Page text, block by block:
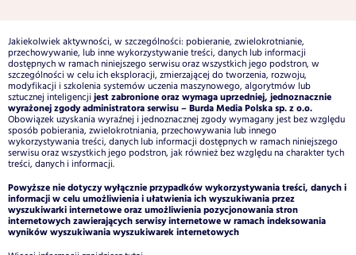
Jakiekolwiek aktywności, w szczególności: pobieranie, zwielokrotnianie,
przechowywanie, lub inne wykorzystywanie treści, danych lub informacji
dostępnych w ramach niniejszego serwisu oraz wszystkich jego podstron, w
szczególności w celu ich eksploracji, zmierzającej do tworzenia, rozwoju,
modyfikacji i szkolenia systemów uczenia maszynowego, algorytmów lub
sztucznej inteligencji jest zabronione oraz wymaga uprzedniej, jednoznacznie
wyrażonej zgody administratora serwisu – Burda Media Polska sp. z o.o.
Obowiązek uzyskania wyraźnej i jednoznacznej zgody wymagany jest bez względu
sposób pobierania, zwielokrotniania, przechowywania lub innego
wykorzystywania treści, danych lub informacji dostępnych w ramach niniejszego
serwisu oraz wszystkich jego podstron, jak również bez względu na charakter tych
treści, danych i informacji.
Powyższe nie dotyczy wyłącznie przypadków wykorzystywania treści, danych i
informacji w celu umożliwienia i ułatwienia ich wyszukiwania przez
wyszukiwarki internetowe oraz umożliwienia pozycjonowania stron
internetowych zawierających serwisy internetowe w ramach indeksowania
wyników wyszukiwania wyszukiwarek internetowych